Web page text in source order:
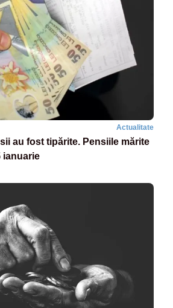
Actualitate
au fost tipărite. Pensiile mărite
ianuarie